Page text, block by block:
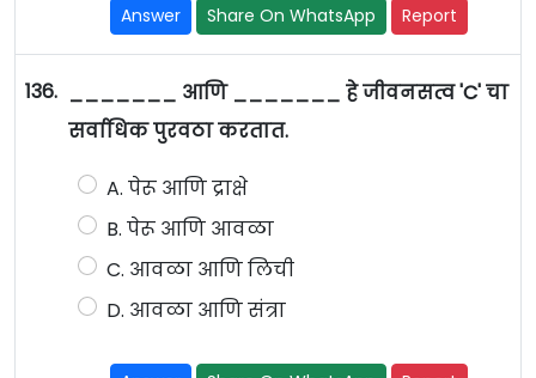
Answer Share On WhatsApp Report
136. _______ आणि _______ हे जीवनसत्व 'C' चा
सर्वाधिक पुरवठा करतात.
A. पेरू आणि द्राक्षे
B. पेरू आणि आवळा
C. आवळा आणि लिची
D. आवळा आणि संत्रा